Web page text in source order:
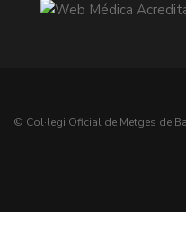
© Col·legi Oficial de Metges de